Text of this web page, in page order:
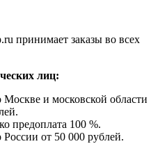
принимает заказы во всех
лиц:
Москве и московской области
предоплата 100 %.
России от 50 000 рублей.